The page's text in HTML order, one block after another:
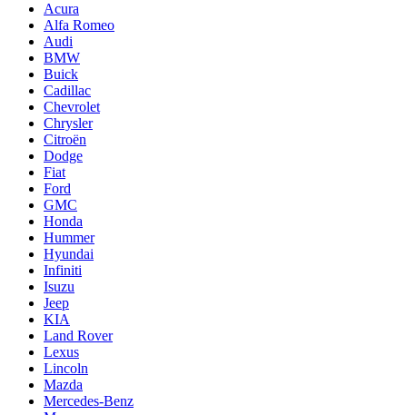
Acura
Alfa Romeo
Audi
BMW
Buick
Cadillac
Chevrolet
Chrysler
Citroën
Dodge
Fiat
Ford
GMC
Honda
Hummer
Hyundai
Infiniti
Isuzu
Jeep
KIA
Land Rover
Lexus
Lincoln
Mazda
Mercedes-Benz